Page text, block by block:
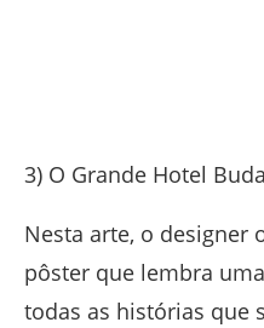
3) O Grande Hotel
Nesta arte, o designer
pôster que lembra
todas as histórias que